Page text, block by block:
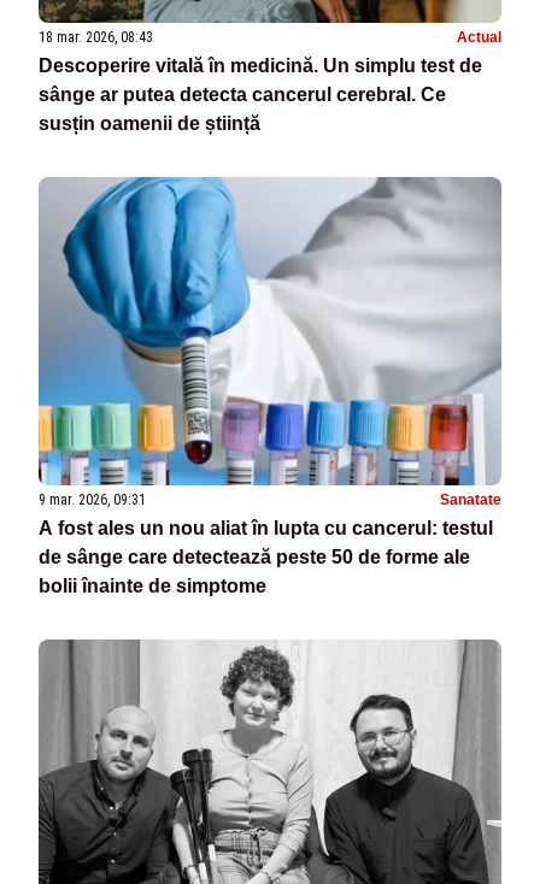
18 mar. 2026, 08:43 Actual
Descoperire vitală în medicină. Un simplu test de
sânge ar putea detecta cancerul cerebral. Ce
susțin oamenii de știință
9 mar. 2026, 09:31 Sanatate
A fost ales un nou aliat în lupta cu cancerul: testul
de sânge care detectează peste 50 de forme ale
bolii înainte de simptome